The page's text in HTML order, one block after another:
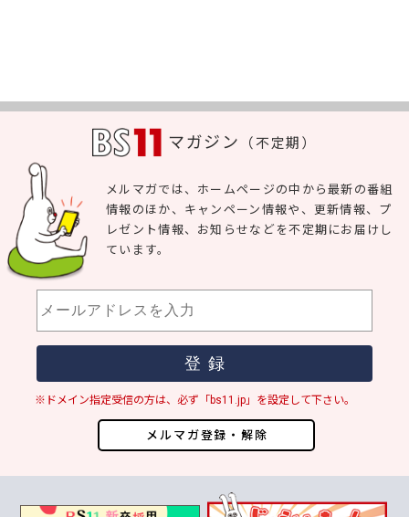
マガジン （不定期）
メルマガ登録・解除
メルマガでは、ホームページの中から最新の番組
情報のほか、キャンペーン情報や、更新情報、プ
レゼント情報、お知らせなどを不定期にお届けし
ています。
※ドメイン指定受信の方は、必ず「bs11.jp」を設定して下さい。